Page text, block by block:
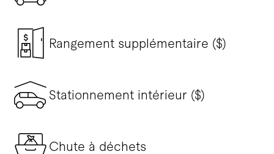
Rangement supplémentaire ($)
Stationnement intérieur ($)
Chute à déchets